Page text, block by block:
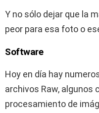
Y no sólo dejar que la
peor para esa foto o
Software
Hoy en día hay
archivos Raw, algunos
procesamiento de